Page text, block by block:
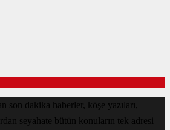
son dakika haberler, köşe yazıları,
seyahate bütün konuların tek adresi